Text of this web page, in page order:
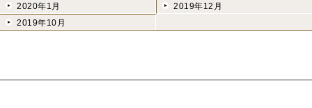
2020年1月
2019年12月
2019年10月